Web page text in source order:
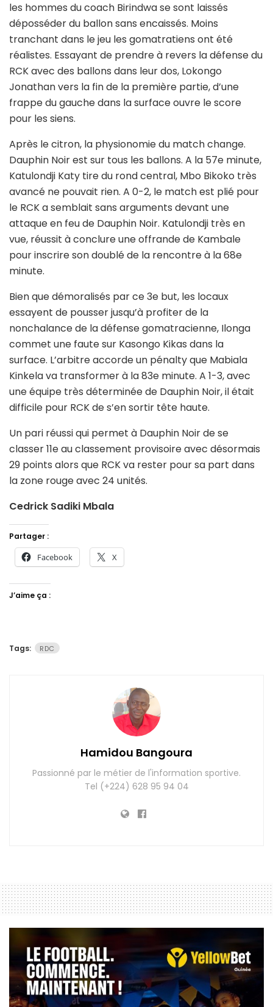
les hommes du coach Birindwa se sont laissés
déposséder du ballon sans encaissés. Moins
tranchant dans le jeu les gomatratiens ont été
réalistes. Essayant de prendre à revers la défense du
RCK avec des ballons dans leur dos, Lokongo
Jonathan vers la fin de la première partie, d’une
frappe du gauche dans la surface ouvre le score
pour les siens.
Après le citron, la physionomie du match change.
Dauphin Noir est sur tous les ballons. A la 57e minute,
Katulondji Katy tire du rond central, Mbo Bikoko très
avancé ne pouvait rien. A 0-2, le match est plié pour
le RCK a semblait sans arguments devant une
attaque en feu de Dauphin Noir. Katulondji très en
vue, réussit à conclure une offrande de Kambale
pour inscrire son doublé de la rencontre à la 68e
minute.
Bien que démoralisés par ce 3e but, les locaux
essayent de pousser jusqu’à profiter de la
nonchalance de la défense gomatracienne, Ilonga
commet une faute sur Kasongo Kikas dans la
surface. L’arbitre accorde un pénalty que Mabiala
Kinkela va transformer à la 83e minute. A 1-3, avec
une équipe très déterminée de Dauphin Noir, il était
difficile pour RCK de s’en sortir tête haute.
Un pari réussi qui permet à Dauphin Noir de se
classer 11e au classement provisoire avec désormais
29 points alors que RCK va rester pour sa part dans
la zone rouge avec 24 unités.
Cedrick Sadiki Mbala
Partager :
Facebook X
J’aime ça :
Tags: RDC
Hamidou Bangoura
Passionné par le métier de l'information sportive.
Tel (+224) 628 95 94 04